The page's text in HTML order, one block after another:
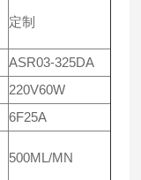
定制
ASR03-325DA
220V60W
6F25A
500ML/MN